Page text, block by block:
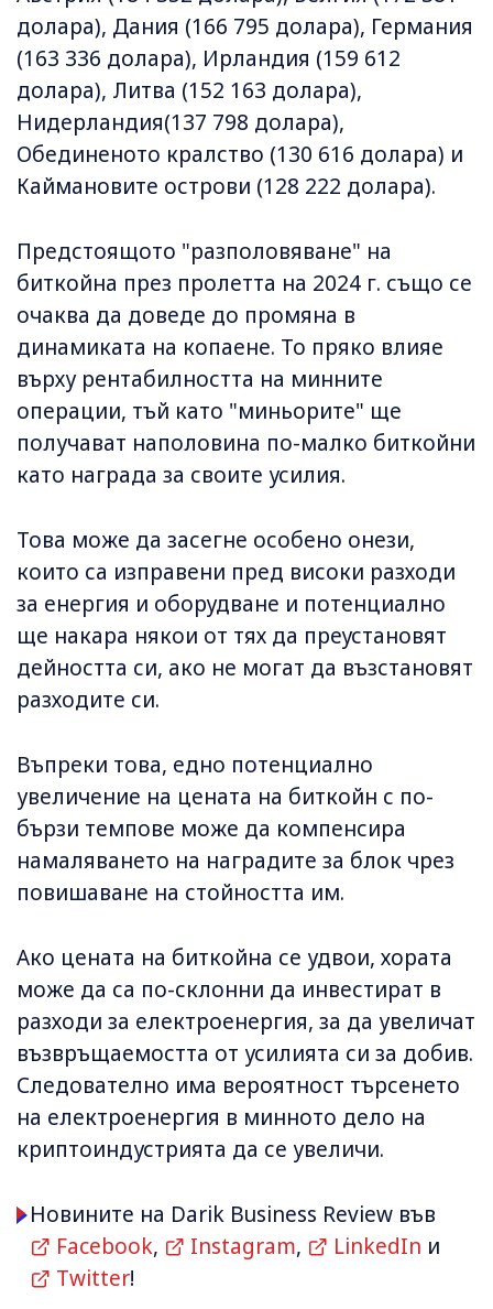
долара), Дания (166 795 долара), Германия
(163 336 долара), Ирландия (159 612
долара), Литва (152 163 долара),
Нидерландия(137 798 долара),
Обединеното кралство (130 616 долара) и
Каймановите острови (128 222 долара).
Предстоящото "разполовяване" на
биткойна през пролетта на 2024 г. също се
очаква да доведе до промяна в
динамиката на копаене. То пряко влияе
върху рентабилността на минните
операции, тъй като "миньорите" ще
получават наполовина по-малко биткойни
като награда за своите усилия.
Това може да засегне особено онези,
които са изправени пред високи разходи
за енергия и оборудване и потенциално
ще накара някои от тях да преустановят
дейността си, ако не могат да възстановят
разходите си.
Въпреки това, едно потенциално
увеличение на цената на биткойн с по-
бързи темпове може да компенсира
намаляването на наградите за блок чрез
повишаване на стойността им.
Ако цената на биткойна се удвои, хората
може да са по-склонни да инвестират в
разходи за електроенергия, за да увеличат
възвръщаемостта от усилията си за добив.
Следователно има вероятност търсенето
на електроенергия в минното дело на
криптоиндустрията да се увеличи.
Новините на Darik Business Review във
Facebook, Instagram, LinkedIn и
Twitter!